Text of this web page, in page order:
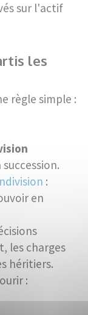
sur l'actif
les
règle simple :
:
en
les charges
héritiers.
: